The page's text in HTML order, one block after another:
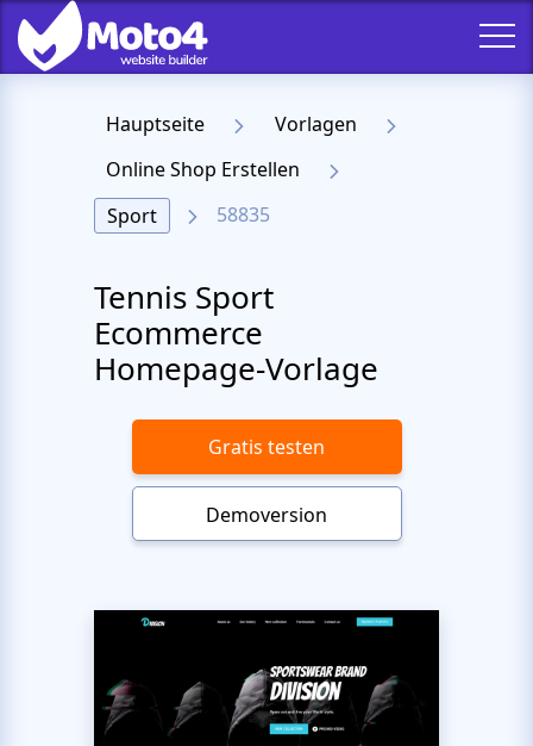
Hauptseite
Vorlagen
Online Shop Erstellen
Sport
58835
Tennis Sport
Ecommerce
Homepage-Vorlage
Gratis testen
Demoversion